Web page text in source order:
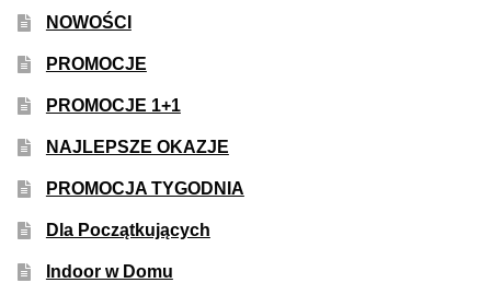
NOWOŚCI
PROMOCJE
PROMOCJE 1+1
NAJLEPSZE OKAZJE
PROMOCJA TYGODNIA
Dla Początkujących
Indoor w Domu